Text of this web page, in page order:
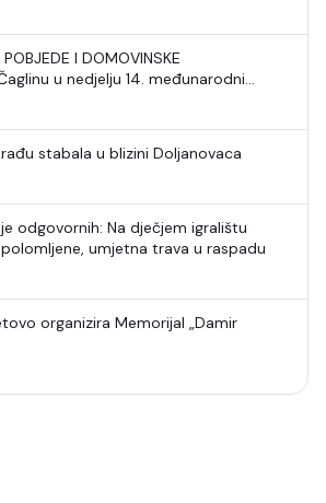
I DOMOVINSKE
u nedjelju 14. međunarodni
stabala u blizini Doljanovaca
odgovornih: Na dječjem igralištu
umjetna trava u raspadu
organizira Memorijal „Damir